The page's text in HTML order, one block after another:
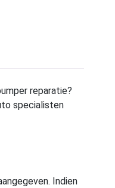
reparatie?
specialisten
Indien